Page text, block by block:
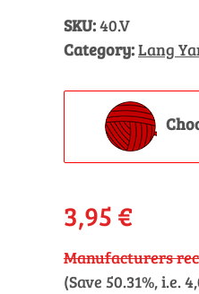
SKU:40.V
Category:Lang
3,95 €
Manufacturers
(Save 50.31%, i.e.